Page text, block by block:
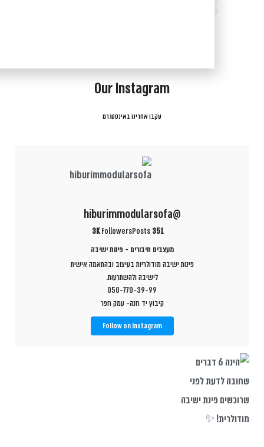
Our Instagram
עקבו אחרינו באינסטגרם
@hiburimmodularsofa
351
Posts
3KFollowers
מעצבים חיבורים - פינות ישיבה
פינות ישיבה מודולריות בעיצוב ובהתאמה אישית
לישיבה ולהשתרעות.
050-770-39-99
קיבוץ יד חנה- עמק חפר
Follow on Instagram